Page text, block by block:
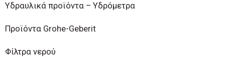
Υδραυλικά προϊόντα – Υδρόμετρα
Προϊόντα Grohe-Geberit
Φίλτρα νερού